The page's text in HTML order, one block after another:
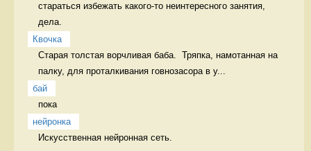
стараться избежать какого-то неинтересного занятия,
дела.
Квочка
Старая толстая ворчливая баба.  Тряпка, намотанная на
палку, для проталкивания говнозасора в у...
бай
пока
нейронка
Искусственная нейронная сеть.